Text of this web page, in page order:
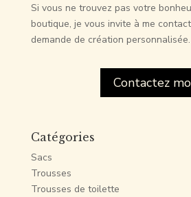
Si vous ne trouvez pas votre
boutique, je vous invite à me
demande de création personnalisée.
Contactez
Catégories
Sacs
Trousses
Trousses de toilette